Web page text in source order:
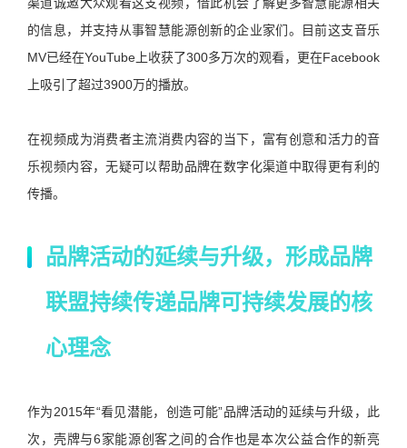
渠道诚邀大众观看这支视频，借此机会了解更多智慧能源相关
的信息，并支持从事智慧能源创新的企业家们。目前这支音乐
MV已经在YouTube上收获了300多万次的观看，更在Facebook
上吸引了超过3900万的播放。
在视频成为消费者主流消费内容的当下，富有创意和活力的音
乐视频内容，无疑可以帮助品牌在数字化渠道中取得更有利的
传播。
品牌活动的延续与升级，形成品牌
联盟持续传递品牌可持续发展的核
心理念
作为2015年“看见潜能，创造可能”品牌活动的延续与升级，此
次，壳牌与6家能源创客之间的合作也是本次公益合作的新亮